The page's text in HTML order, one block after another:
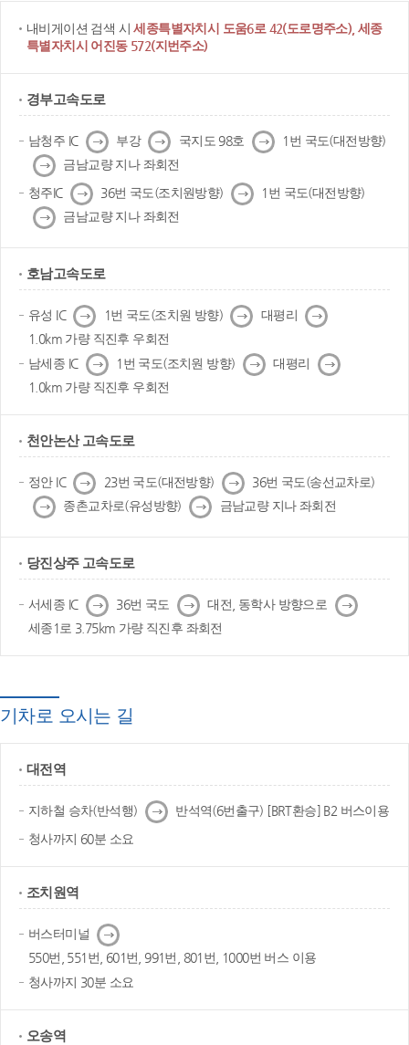
내비게이션 검색 시세종특별자치시 도움6로 42(도로명주소), 세종
특별자치시 어진동 572(지번주소)
경부고속도로
남청주 IC 다
음
부강 다
음
국지도 98호 다
음
1번 국도(대전방향)
다
음
금남교량 지나 좌회전
청주IC 다
음
36번 국도(조치원방향) 다
음
1번 국도(대전방향)
다
음
금남교량 지나 좌회전
호남고속도로
유성 IC 다
음
1번 국도(조치원 방향) 다
음
대평리 다
음
1.0km 가량 직진후 우회전
남세종 IC 다
음
1번 국도(조치원 방향) 다
음
대평리
다
음
1.0km 가량 직진후 우회전
천안논산 고속도로
정안 IC 다
음
23번 국도(대전방향) 다
음
36번 국도(송선교차로)
다
음
종촌교차로(유성방향) 다
음
금남교량 지나 좌회전
당진상주 고속도로
서세종 IC 다
음
36번 국도 다
음
대전, 동학사 방향으로 다
음
세종1로 3.75km 가량 직진후 좌회전
기차로 오시는 길
대전역
지하철 승차(반석행) 다
음
반석역(6번출구) [BRT환승] B2 버스이용
청사까지 60분 소요
조치원역
버스터미널 다
음
550번, 551번, 601번, 991번, 801번, 1000번 버스 이용
청사까지 30분 소요
오송역